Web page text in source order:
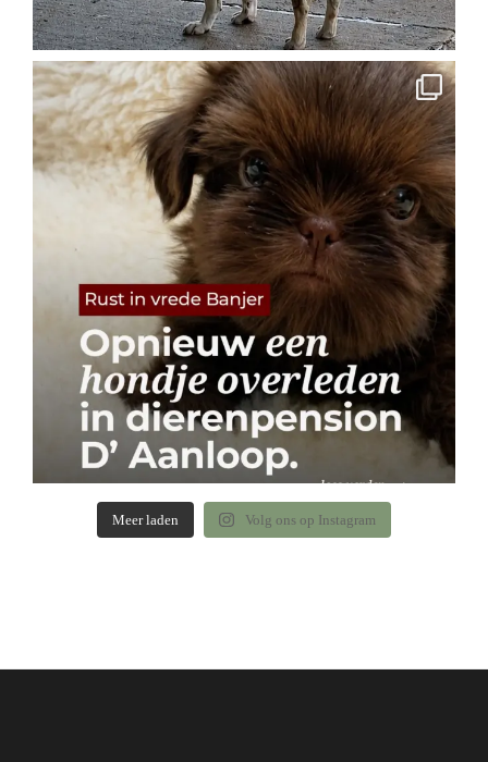
Meer laden Volg ons op Instagram